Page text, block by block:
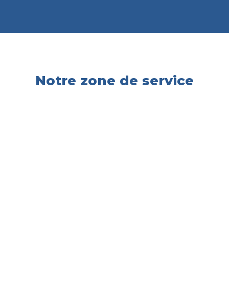
Notre zone de service